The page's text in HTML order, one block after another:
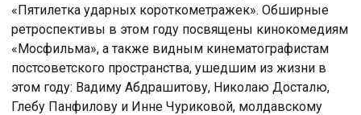
«Пятилетка ударных короткометражек». Обширные
ретроспективы в этом году посвящены кинокомедиям
«Мосфильма», а также видным кинематографистам
постсоветского пространства, ушедшим из жизни в
этом году: Вадиму Абдрашитову, Николаю Досталю,
Глебу Панфилову и Инне Чуриковой, молдавскому